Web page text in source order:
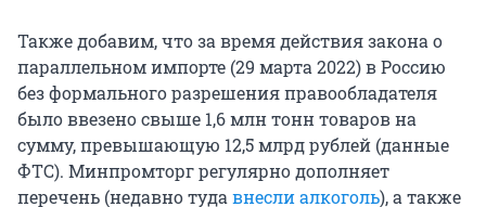
Также добавим, что за время действия закона о
параллельном импорте (29 марта 2022) в Россию
без формального разрешения правообладателя
было ввезено свыше 1,6 млн тонн товаров на
сумму, превышающую 12,5 млрд рублей (данные
ФТС). Минпромторг регулярно дополняет
перечень (недавно тудавнесли алкоголь), а также